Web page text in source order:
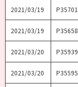
2021/03/19 P35701
2021/03/19 P35658
2021/03/20 P35939
2021/03/20 P35595